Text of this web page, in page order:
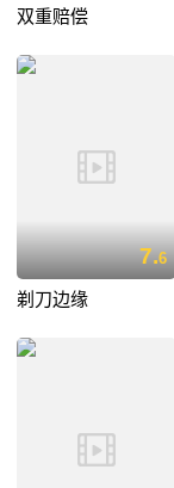
双重赔偿
7.6
剃刀边缘